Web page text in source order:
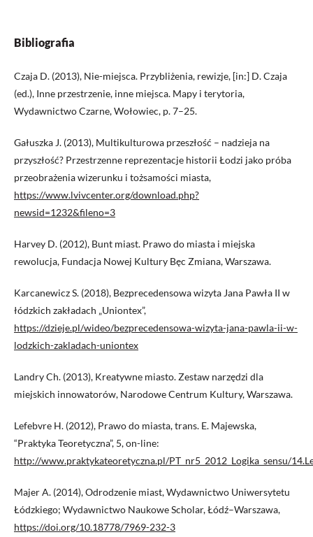
Bibliografia
Czaja D. (2013), Nie-miejsca. Przybliżenia, rewizje, [in:] D. Czaja
(ed.), Inne przestrzenie, inne miejsca. Mapy i terytoria,
Wydawnictwo Czarne, Wołowiec, p. 7–25.
Gałuszka J. (2013), Multikulturowa przeszłość – nadzieja na
przyszłość? Przestrzenne reprezentacje historii Łodzi jako próba
przeobrażenia wizerunku i tożsamości miasta,
https://www.lvivcenter.org/download.php?
newsid=1232&fileno=3
Harvey D. (2012), Bunt miast. Prawo do miasta i miejska
rewolucja, Fundacja Nowej Kultury Bęc Zmiana, Warszawa.
Karcanewicz S. (2018), Bezprecedensowa wizyta Jana Pawła II w
łódzkich zakładach „Uniontex”,
https://dzieje.pl/wideo/bezprecedensowa-wizyta-jana-pawla-ii-w-
lodzkich-zakladach-uniontex
Landry Ch. (2013), Kreatywne miasto. Zestaw narzędzi dla
miejskich innowatorów, Narodowe Centrum Kultury, Warszawa.
Lefebvre H. (2012), Prawo do miasta, trans. E. Majewska,
“Praktyka Teoretyczna”, 5, on-line:
http://www.praktykateoretyczna.pl/PT_nr5_2012_Logika_sensu/
Majer A. (2014), Odrodzenie miast, Wydawnictwo Uniwersytetu
Łódzkiego; Wydawnictwo Naukowe Scholar, Łódź–Warszawa,
https://doi.org/10.18778/7969-232-3